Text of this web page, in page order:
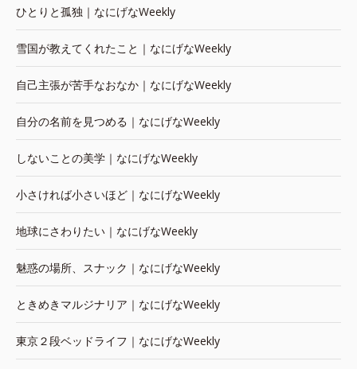
ひとりと孤独｜なにげなWeekly
雪国が教えてくれたこと｜なにげなWeekly
自己主張が苦手なおなか｜なにげなWeekly
自分の名前を見つめる｜なにげなWeekly
しないことの美学｜なにげなWeekly
小さければ小さいほど｜なにげなWeekly
地球にさわりたい｜なにげなWeekly
魅惑の場所、スナック｜なにげなWeekly
ときめきマルジナリア｜なにげなWeekly
東京２段ベッドライフ｜なにげなWeekly